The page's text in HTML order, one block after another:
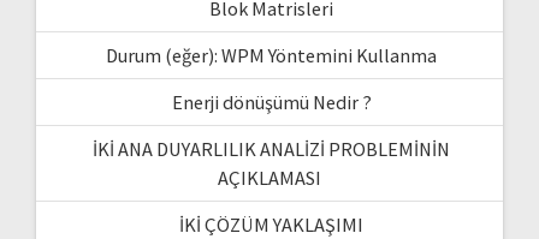
Blok Matrisleri
Durum (eğer): WPM Yöntemini Kullanma
Enerji dönüşümü Nedir ?
İKİ ANA DUYARLILIK ANALİZİ PROBLEMİNİN
AÇIKLAMASI
İKİ ÇÖZÜM YAKLAŞIMI